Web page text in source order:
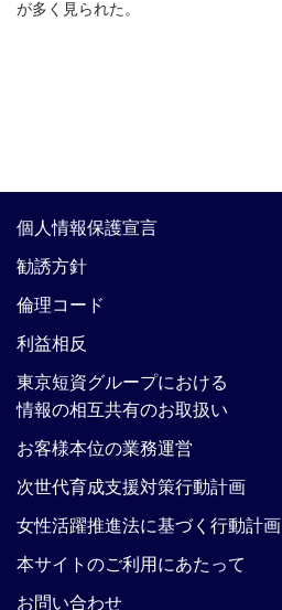
が多く見られた。
個人情報保護宣言
勧誘方針
倫理コード
利益相反
東京短資グループにおける
情報の相互共有のお取扱い
お客様本位の業務運営
次世代育成支援対策行動計画
女性活躍推進法に基づく行動計画
本サイトのご利用にあたって
お問い合わせ